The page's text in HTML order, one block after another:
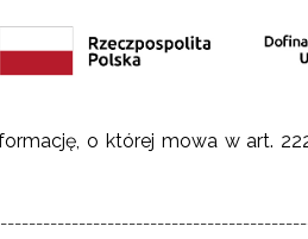
o której mowa w art.